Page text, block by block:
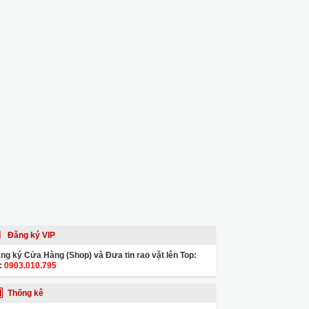
Đăng ký VIP
ký Cửa Hàng (Shop) và Đưa tin rao vặt lên Top:
0903.010.795
Thống kê